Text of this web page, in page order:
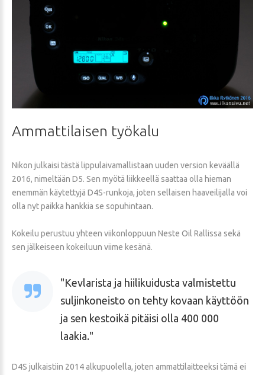
Ammattilaisen työkalu
Nikon julkaisi tästä lippulaivamallistaan uuden version keväällä
2016, nimeltään D5. Sen myötä liikkeellä saattaa olla hieman
enemmän käytettyjä D4S-runkoja, joten sellaisen haaveilijalla voi
olla nyt paikka hankkia se sopuhintaan.
Kokeilu perustuu yhteen viikonloppuun Neste Oil Rallissa sekä
sen jälkeiseen kokeiluun viime kesänä.
Kevlarista ja hiilikuidusta valmistettu
suljinkoneisto on tehty kovaan käyttöön
ja sen kestoikä pitäisi olla 400 000
laakia.
D4S julkaistiin 2014 alkupuolella, joten ammattilaitteeksi tämä ei